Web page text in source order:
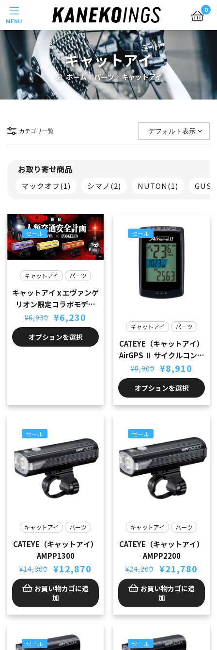
0
Menu
キャットアイ
ホーム パーツ キャットアイ
カテゴリ一覧
お取り寄せ商品
マックオフ(1) シマノ (2) NUTON(1)
セール
キャットアイ パーツ
キャットアイ x エヴァンゲ
リオン限定コラボモデル
AMPP500
¥6,930 元
の
価
格
¥6,230
現
在
の
価
オプションを選択
セール
キャットアイ パーツ
CATEYE（キャットアイ）
AirGPS Ⅱ サイクルコンピ
ューター
¥9,900 元
の
価
格
は
¥9,900
た。
¥8,910
現
在
の
価
格
は
す。
オプションを選択
セール
キャットアイ パーツ
CATEYE（キャットアイ）
AMPP1300
¥14,300 元
の
価
格
は
¥14,300
で
た。
¥12,870
現
在
の
価
格
は
¥12,870
す。
お買い物カゴに追
加
セール
キャットアイ パーツ
CATEYE（キャットアイ）
AMPP2200
¥24,200 元
の
価
格
は
¥24,200
で
た。
¥21,780
現
在
の
価
格
は
¥21,780
す。
お買い物カゴに追
加
セール セール